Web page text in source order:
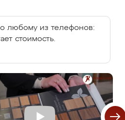
любому из телефонов:
стоимость.